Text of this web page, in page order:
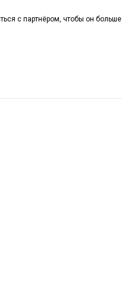
с партнёром, чтобы он больше